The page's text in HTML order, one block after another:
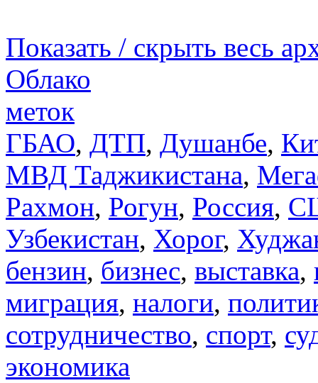
Показать / скрыть весь
Облако
меток
ГБАО, ДТП, Душанбе,
МВД Таджикистана,
Рахмон, Рогун, Россия,
Узбекистан, Хорог,
бензин, бизнес, выставка,
миграция, налоги,
сотрудничество, спорт,
экономика